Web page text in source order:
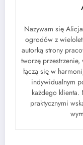
Nazywam się
ogrodów z
autorką strony
tworzę
łączą się w
indywidualnym
każdego
praktycznymi